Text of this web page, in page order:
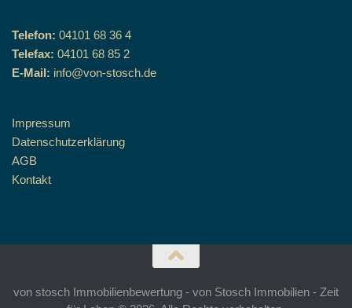
Telefon: 04101 68 36 4
Telefax: 04101 68 85 2
E-Mail: info@von-stosch.de
Impressum
Datenschutzerklärung
AGB
Kontakt
von stosch Immobilienbewertung - von Stosch Immobilien - Zeit